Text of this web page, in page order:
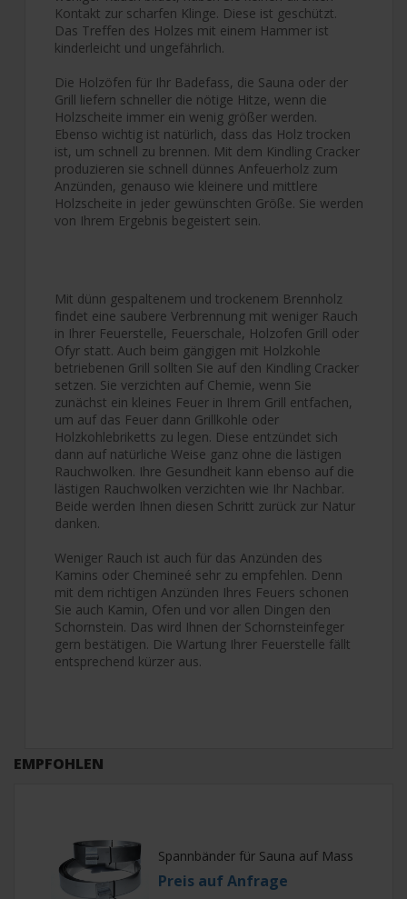
EMPFOHLEN
Spannbänder für Sauna auf Mass
Preis auf Anfrage
Kontakt zur scharfen Klinge. Diese ist geschützt.
Das Treffen des Holzes mit einem Hammer ist
kinderleicht und ungefährlich.
Die Holzöfen für Ihr Badefass, die Sauna oder der
Grill liefern schneller die nötige Hitze, wenn die
Holzscheite immer ein wenig größer werden.
Ebenso wichtig ist natürlich, dass das Holz trocken
ist, um schnell zu brennen. Mit dem Kindling Cracker
produzieren sie schnell dünnes Anfeuerholz zum
Anzünden, genauso wie kleinere und mittlere
Holzscheite in jeder gewünschten Größe. Sie werden
von Ihrem Ergebnis begeistert sein.
Mit dünn gespaltenem und trockenem Brennholz
findet eine saubere Verbrennung mit weniger Rauch
in Ihrer Feuerstelle, Feuerschale, Holzofen Grill oder
Ofyr statt. Auch beim gängigen mit Holzkohle
betriebenen Grill sollten Sie auf den Kindling Cracker
setzen. Sie verzichten auf Chemie, wenn Sie
zunächst ein kleines Feuer in Ihrem Grill entfachen,
um auf das Feuer dann Grillkohle oder
Holzkohlebriketts zu legen. Diese entzündet sich
dann auf natürliche Weise ganz ohne die lästigen
Rauchwolken. Ihre Gesundheit kann ebenso auf die
lästigen Rauchwolken verzichten wie Ihr Nachbar.
Beide werden Ihnen diesen Schritt zurück zur Natur
danken.
Weniger Rauch ist auch für das Anzünden des
Kamins oder Chemineé sehr zu empfehlen. Denn
mit dem richtigen Anzünden Ihres Feuers schonen
Sie auch Kamin, Ofen und vor allen Dingen den
Schornstein. Das wird Ihnen der Schornsteinfeger
gern bestätigen. Die Wartung Ihrer Feuerstelle fällt
entsprechend kürzer aus.